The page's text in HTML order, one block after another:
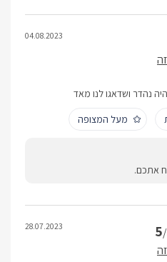
04.08.2023
נהדר ושדאגו לנו מאד
מעל המצופה
אתכם.
5
28.07.2023